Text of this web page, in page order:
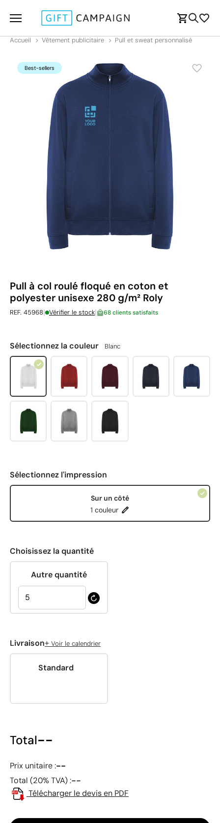
Accueil Vêtement publicitaire Pull et sweat personnalisé
Best-sellers
Pull à col roulé floqué en coton et
polyester unisexe 280 g/m² Roly
REF. 45968| Vérifier le stock| 68 clients satisfaits
Sélectionnez la couleur Blanc
Sélectionnez l'impression
Sur un côté
1 couleur
Choisissez la quantité
Autre quantité
Livraison+ Voir le calendrier
Standard
Total--
Prix unitaire :--
Total (20% TVA) :--
Télécharger le devis en PDF